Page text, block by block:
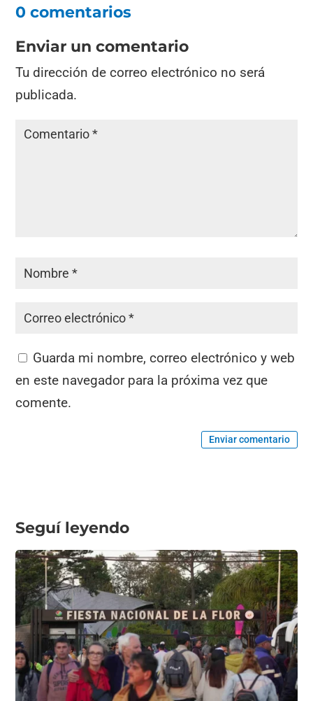
0 comentarios
Enviar un comentario
Tu dirección de correo electrónico no será
publicada.
Guarda mi nombre, correo electrónico y web
en este navegador para la próxima vez que
comente.
Enviar comentario
Seguí leyendo